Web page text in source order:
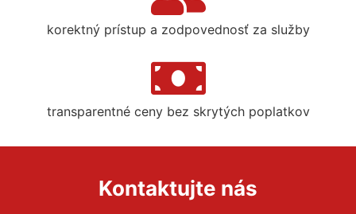
korektný prístup a zodpovednosť za služby
transparentné ceny bez skrytých poplatkov
Kontaktujte nás